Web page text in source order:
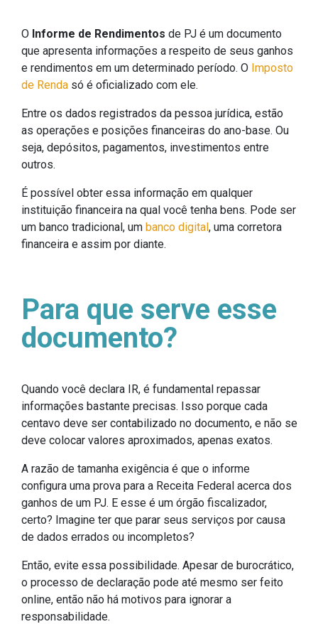
O Informe de Rendimentos de PJ é um documento
que apresenta informações a respeito de seus ganhos
e rendimentos em um determinado período. O Imposto
de Renda só é oficializado com ele.
Entre os dados registrados da pessoa jurídica, estão
as operações e posições financeiras do ano-base. Ou
seja, depósitos, pagamentos, investimentos entre
outros.
É possível obter essa informação em qualquer
instituição financeira na qual você tenha bens. Pode ser
um banco tradicional, um banco digital, uma corretora
financeira e assim por diante.
Para que serve esse
documento?
Quando você declara IR, é fundamental repassar
informações bastante precisas. Isso porque cada
centavo deve ser contabilizado no documento, e não se
deve colocar valores aproximados, apenas exatos.
A razão de tamanha exigência é que o informe
configura uma prova para a Receita Federal acerca dos
ganhos de um PJ. E esse é um órgão fiscalizador,
certo? Imagine ter que parar seus serviços por causa
de dados errados ou incompletos?
Então, evite essa possibilidade. Apesar de burocrático,
o processo de declaração pode até mesmo ser feito
online, então não há motivos para ignorar a
responsabilidade.